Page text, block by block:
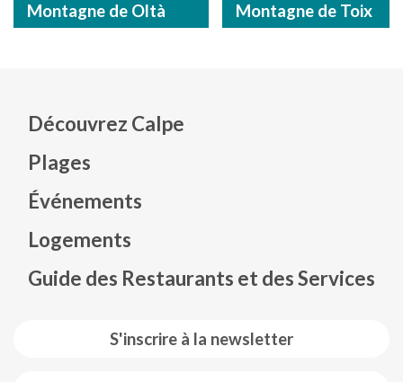
Montagne de Oltà Montagne de Toix
S'inscrire à la newsletter
Découvrez Calpe
Plages
Événements
Logements
Guide des Restaurants et des Services